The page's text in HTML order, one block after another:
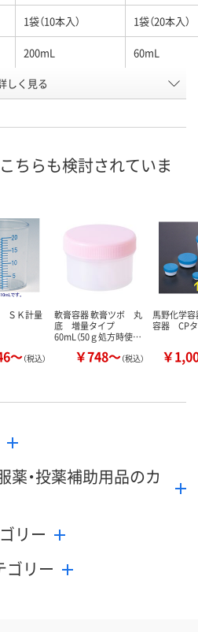
1袋（10本入） 1袋（20本入）
200mL 60mL
2498642 2498670
8月11日（火）
カゴへ
しく見る
ちらも検討されていま
ＳＫ計量
～（税込）
軟膏容器 軟膏ツボ 丸
底 増量タイプ
60mL（50ｇ処方時使…
￥748～（税込）
馬野化学
容器 CP
￥
・投薬補助用品のカ
リー
ゴリー